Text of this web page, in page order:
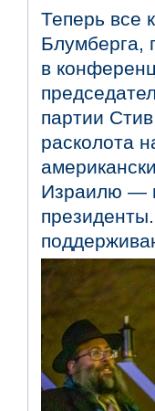
Теперь все
Блумберга,
в
партии
расколота
Израилю —